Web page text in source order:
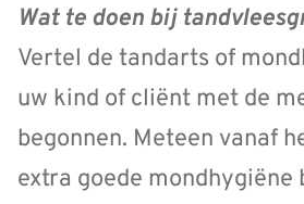
Wat te doen bij
Vertel de tandarts of
uw kind of cliënt met de
begonnen. Meteen vanaf
extra goede mondhygiëne